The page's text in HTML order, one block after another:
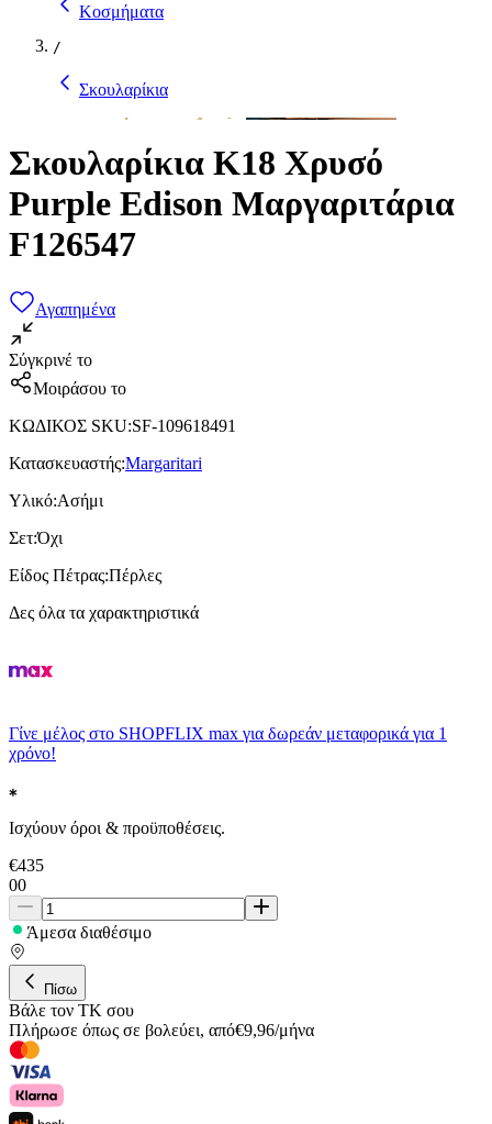
Κοσμήματα
/
Σκουλαρίκια
Σκουλαρίκια Κ18 Χρυσό
Purple Edison Μαργαριτάρια
F126547
Αγαπημένα
Σύγκρινέ το
Μοιράσου το
ΚΩΔΙΚΟΣ SKU:SF-109618491
Κατασκευαστής:Margaritari
Υλικό:Ασήμι
Σετ:Όχι
Είδος Πέτρας:Πέρλες
Δες όλα τα χαρακτηριστικά
Γίνε μέλος στο SHOPFLIX max για δωρεάν μεταφορικά για 1
χρόνο!
Ισχύουν όροι & προϋποθέσεις.
€435
00
Άμεσα διαθέσιμο
Πίσω
Βάλε τον ΤΚ σου
Πλήρωσε όπως σε βολεύει, από€9,96/μήνα